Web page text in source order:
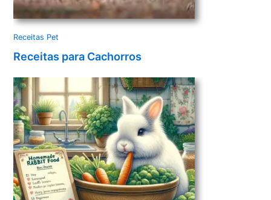
Receitas Pet
Receitas para Cachorros